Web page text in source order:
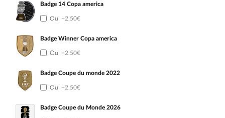
Badge 14 Copa america
Oui +2.50€
Badge Winner Copa america
Oui +2.50€
Badge Coupe du monde 2022
Oui +2.50€
Badge Coupe du Monde 2026